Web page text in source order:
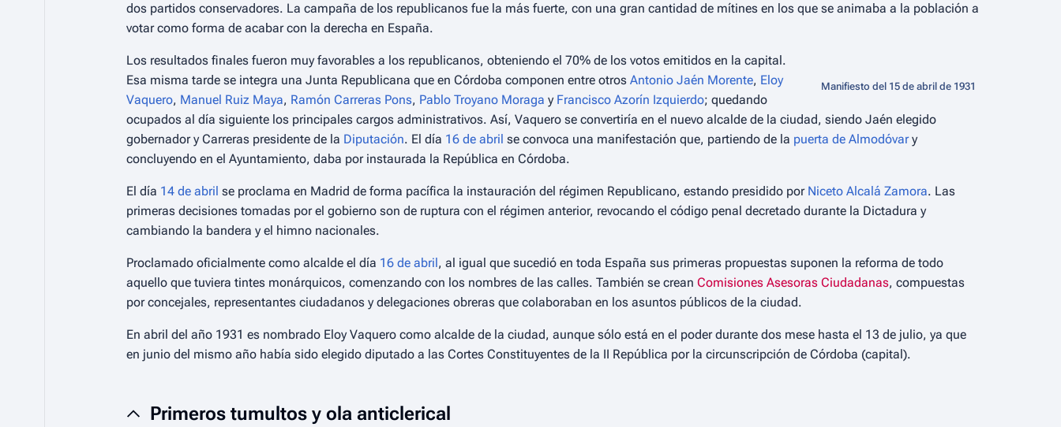
dos partidos conservadores. La campaña de los republicanos fue la más fuerte, con una gran cantidad de mítines en los que se animaba a la población a
votar como forma de acabar con la derecha en España.
Manifiesto del 15 de abril de 1931
Los resultados finales fueron muy favorables a los republicanos, obteniendo el 70% de los votos emitidos en la capital.
Esa misma tarde se integra una Junta Republicana que en Córdoba componen entre otros Antonio Jaén Morente, Eloy
Vaquero, Manuel Ruiz Maya, Ramón Carreras Pons, Pablo Troyano Moraga y Francisco Azorín Izquierdo; quedando
ocupados al día siguiente los principales cargos administrativos. Así, Vaquero se convertiría en el nuevo alcalde de la ciudad, siendo Jaén elegido
gobernador y Carreras presidente de la Diputación. El día 16 de abril se convoca una manifestación que, partiendo de la puerta de Almodóvary
concluyendo en el Ayuntamiento, daba por instaurada la República en Córdoba.
El día 14 de abril se proclama en Madrid de forma pacífica la instauración del régimen Republicano, estando presidido por Niceto Alcalá Zamora. Las
primeras decisiones tomadas por el gobierno son de ruptura con el régimen anterior, revocando el código penal decretado durante la Dictadura y
cambiando la bandera y el himno nacionales.
Proclamado oficialmente como alcalde el día 16 de abril, al igual que sucedió en toda España sus primeras propuestas suponen la reforma de todo
aquello que tuviera tintes monárquicos, comenzando con los nombres de las calles. También se crean Comisiones Asesoras Ciudadanas, compuestas
por concejales, representantes ciudadanos y delegaciones obreras que colaboraban en los asuntos públicos de la ciudad.
En abril del año 1931 es nombrado Eloy Vaquero como alcalde de la ciudad, aunque sólo está en el poder durante dos mese hasta el 13 de julio, ya que
en junio del mismo año había sido elegido diputado a las Cortes Constituyentes de la II República por la circunscripción de Córdoba (capital).
Primeros tumultos y ola anticlerical